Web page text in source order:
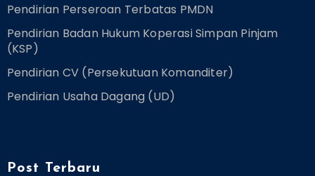
Pendirian Perseroan Terbatas PMDN
Pendirian Badan Hukum Koperasi Simpan Pinjam
(KSP)
Pendirian CV (Persekutuan Komanditer)
Pendirian Usaha Dagang (UD)
Post Terbaru